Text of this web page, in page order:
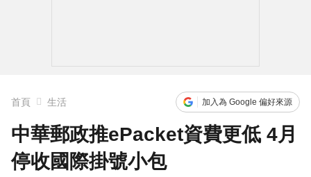
首頁 生活 加入為 Google 偏好來源
中華郵政推ePacket資費更低 4月
停收國際掛號小包